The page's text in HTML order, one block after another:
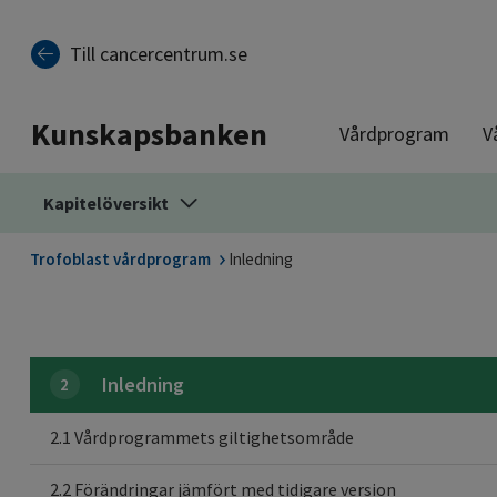
Till cancercentrum.se
Kunskapsbanken Vårdprogram
Kapitelöversikt
Trofoblast vårdprogram Inledning
2 Inledning
2.1 Vårdprogrammets giltighetsområde
2.2 Förändringar jämfört med tidigare version